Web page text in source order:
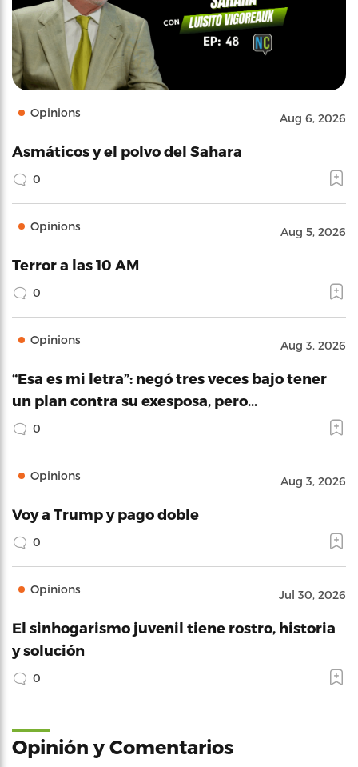
Opinions Aug 6, 2026
Asmáticos y el polvo del Sahara
0
Opinions Aug 5, 2026
Terror a las 10 AM
0
Opinions Aug 3, 2026
“Esa es mi letra”: negó tres veces bajo tener
un plan contra su exesposa, pero…
0
Opinions Aug 3, 2026
Voy a Trump y pago doble
0
Opinions Jul 30, 2026
El sinhogarismo juvenil tiene rostro, historia
y solución
0
Opinión y Comentarios